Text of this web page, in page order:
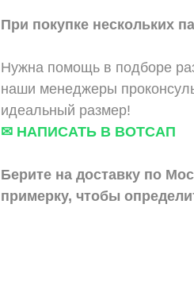
При покупке нескольких
Нужна помощь в подборе
наши менеджеры
идеальный размер!
✉ НАПИСАТЬ В ВОТСАП
Берите на доставку по
примерку, чтобы